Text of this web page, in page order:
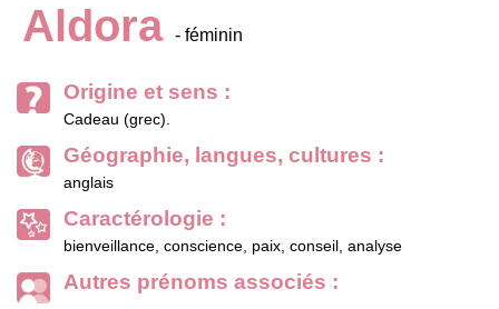
Aldora - féminin
Origine et sens :
Cadeau (grec).
Géographie, langues, cultures :
anglais
Caractérologie :
bienveillance, conscience, paix, conseil, analyse
Autres prénoms associés :